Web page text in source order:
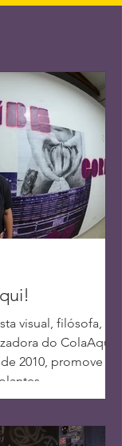
visual, filósofa,
do ColaAqui!,
2010, promove a